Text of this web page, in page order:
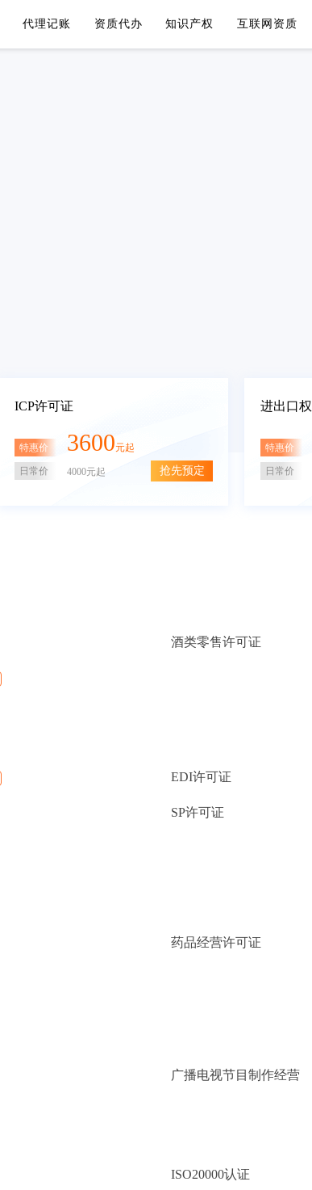
代理记账 资质代办 知识产权 互联网资质
ICP许可证
特惠价 3600元起
日常价 4000元起 抢先预定
进出口权
特惠价
日常价
酒类零售许可证
EDI许可证
SP许可证
药品经营许可证
广播电视节目制作经营
ISO20000认证